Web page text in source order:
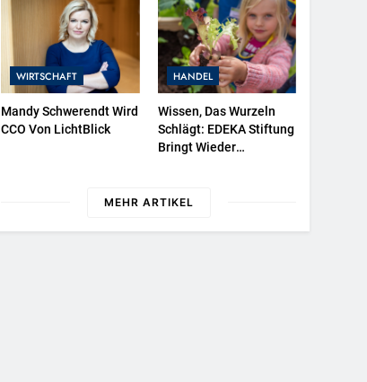
Unterstützung Bei
Wiederaufbau Der
Zerstörten Schutzhülle /
Greenpeace-Report
Dokumentiert Folgen
Drohnenangriffs
Grillfürst-Edition
WIRTSCHAFT
Mandy Schwerendt Wird
CCO Von LichtBlick
HANDEL
Wissen, Das Wurzeln
Schlägt: EDEKA Stiftung
Bringt Wieder
MEHR ARTIKEL